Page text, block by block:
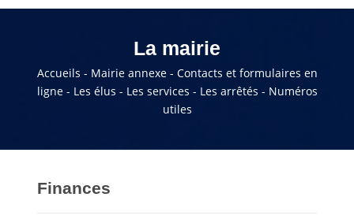
La mairie
Accueils - Mairie annexe - Contacts et formulaires en
ligne - Les élus - Les services - Les arrêtés - Numéros
utiles
Finances